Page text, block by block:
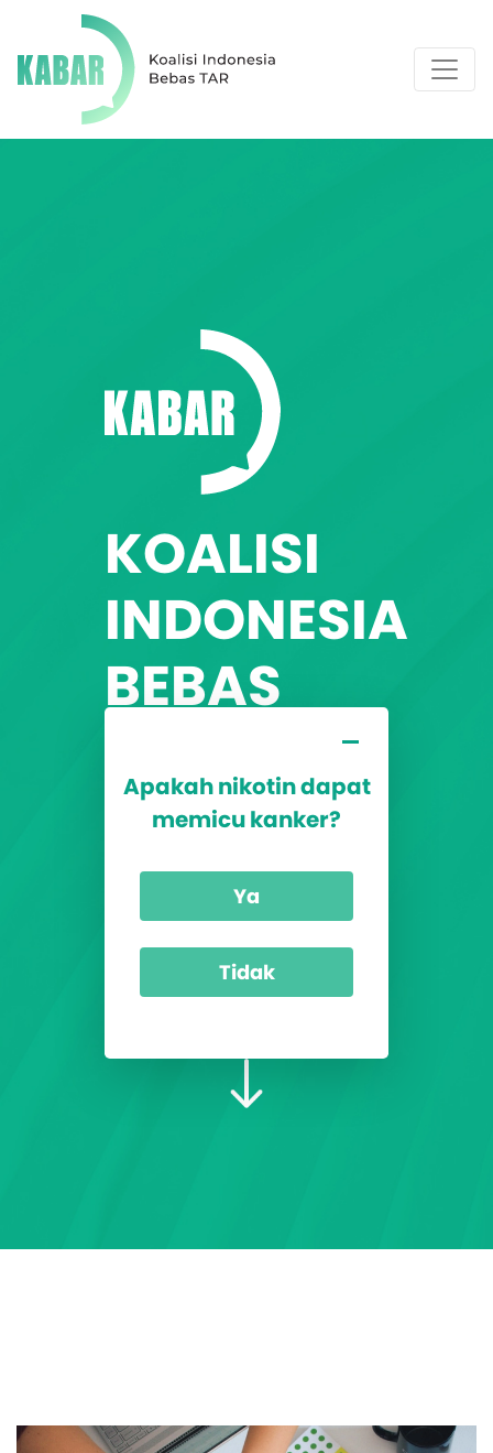
KOALISI
INDONESIA
BEBAS
KABAR bertujuan untuk
kesadaran masyarakat
mengenai bahaya TAR
dan konsep
pengurangan bahaya
Apakah nikotin dapat
memicu kanker?
Ya
Tidak